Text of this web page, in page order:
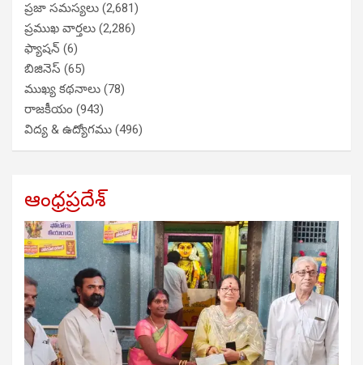
ప్రజా సమస్యలు (2,681)
ప్రముఖ వార్తలు (2,286)
ఫ్యాషన్ (6)
బిజినెస్ (65)
ముఖ్య కథనాలు (78)
రాజకీయం (943)
విద్య & ఉద్యోగము (496)
ఆంధ్రప్రదేశ్